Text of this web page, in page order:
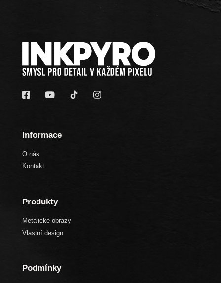
Informace
O nás
Kontakt
Produkty
Metalické obrazy
Vlastní design
Podmínky